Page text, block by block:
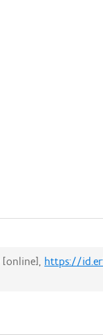
[online], https://